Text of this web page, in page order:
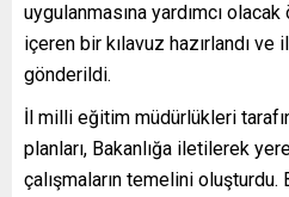
uygulanmasına yardımcı
içeren bir kılavuz hazırlandı
gönderildi.
İl milli eğitim müdürlükleri
planları, Bakanlığa iletilerek
çalışmaların temelini oluşturdu.